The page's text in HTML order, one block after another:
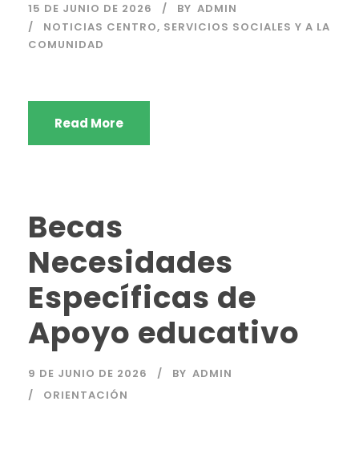
15 DE JUNIO DE 2026 BY ADMIN
NOTICIAS CENTRO, SERVICIOS SOCIALES Y A LA
COMUNIDAD
Read More
Becas
Necesidades
Específicas de
Apoyo educativo
9 DE JUNIO DE 2026 BY ADMIN
ORIENTACIÓN